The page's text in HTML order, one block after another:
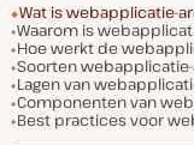
Wat is webapplicatie-
Waarom is
Hoe werkt de
Soorten
Lagen van
Componenten van
Best practices voor